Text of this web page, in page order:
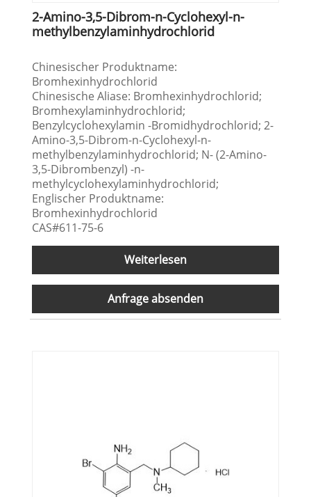
2-Amino-3,5-Dibrom-n-Cyclohexyl-n-
methylbenzylaminhydrochlorid
Chinesischer Produktname:
Bromhexinhydrochlorid
Chinesische Aliase: Bromhexinhydrochlorid;
Bromhexylaminhydrochlorid;
Benzylcyclohexylamin -Bromidhydrochlorid; 2-
Amino-3,5-Dibrom-n-Cyclohexyl-n-
methylbenzylaminhydrochlorid; N- (2-Amino-
3,5-Dibrombenzyl) -n-
methylcyclohexylaminhydrochlorid;
Englischer Produktname:
Bromhexinhydrochlorid
CAS#611-75-6
Weiterlesen
Anfrage absenden